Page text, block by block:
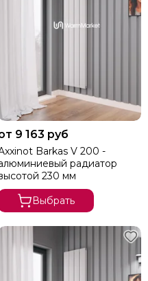
9 163 руб
Barkas V 200 -
радиатор
230 мм
Выбрать